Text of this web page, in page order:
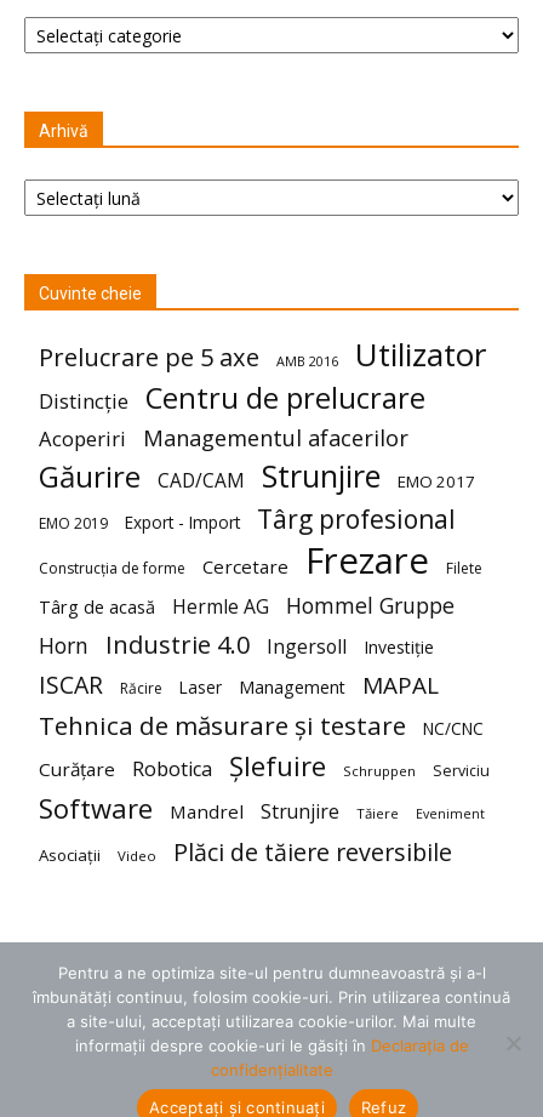
Categorii
Arhivă
Arhivă
Cuvinte cheie
Prelucrare pe 5 axe AMB 2016 Utilizator
Distincție Centru de prelucrare
Acoperiri Managementul afacerilor
Găurire CAD/CAM Strunjire EMO 2017
EMO 2019 Export - Import Târg profesional
Construcția de forme Cercetare Frezare Filete
Târg de acasă Hermle AG
Hommel Gruppe
Horn
Industrie 4.0 Ingersoll Investiție
ISCAR Răcire Laser Management MAPAL
Tehnica de măsurare și testare NC/CNC
Curățare Robotica Șlefuire Schruppen Serviciu
Software Mandrel Strunjire Tăiere Eveniment
Asociații Video Plăci de tăiere reversibile
Termeni și condiții Protecția datelor
Pentru a ne optimiza site-ul pentru dumneavoastră și a-l
îmbunătăți continuu, folosim cookie-uri. Prin utilizarea continuă
a site-ului, acceptați utilizarea cookie-urilor. Mai multe
informații despre cookie-uri le găsiți în Declarația de
confidențialitate
Acceptați și continuați
Refuz